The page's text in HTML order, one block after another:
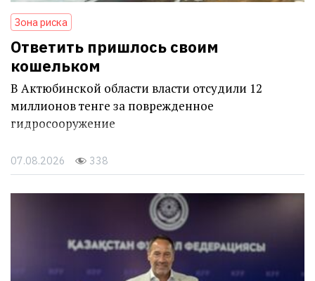
Зона риска
Ответить пришлось своим
кошельком
В Актюбинской области власти отсудили 12
миллионов тенге за поврежденное
гидросооружение
07.08.2026 338